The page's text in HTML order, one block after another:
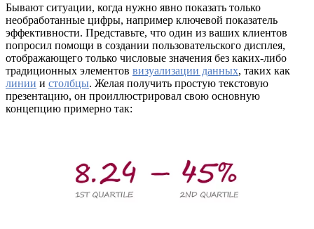
Бывают ситуации, когда нужно явно показать только
необработанные цифры, например ключевой показатель
эффективности. Представьте, что один из ваших клиентов
попросил помощи в создании пользовательского дисплея,
отображающего только числовые значения без каких-либо
традиционных элементов визуализации данных, таких как
линии и столбцы. Желая получить простую текстовую
презентацию, он проиллюстрировал свою основную
концепцию примерно так: